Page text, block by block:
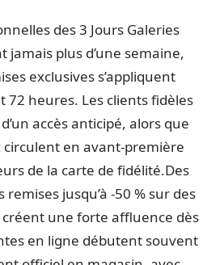
des 3 Jours Galeries
plus d’une semaine,
exclusives s’appliquent
72 heures. Les clients fidèles
accès anticipé, alors que
circulent en avant-première
de la carte de fidélité.Des
remises jusqu’à -50 % sur des
une forte affluence dès
en ligne débutent souvent